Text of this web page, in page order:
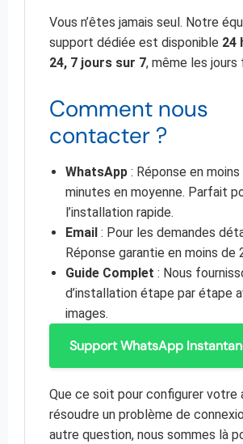
Vous n’êtes jamais seul. Notre
support dédiée est disponible 24
24, 7 jours sur 7, même les jours
Comment nous
contacter ?
WhatsApp : Réponse en
minutes en moyenne. Parfait
l’installation rapide.
Email : Pour les demandes
Réponse garantie en moins de
Guide Complet : Nous
d’installation étape par étape
images.
Support WhatsApp
Que ce soit pour configurer votre
résoudre un problème de
autre question, nous sommes là